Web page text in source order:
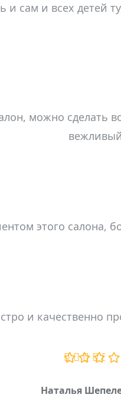
и сам и всех детей
можно сделать
этого салона,
и качественно
Наталья